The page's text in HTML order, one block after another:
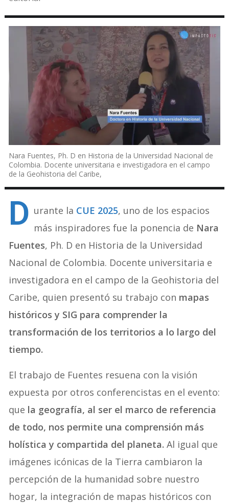
Nara Fuentes, Ph. D en Historia de la Universidad Nacional de
Colombia. Docente universitaria e investigadora en el campo
de la Geohistoria del Caribe,
D urante la CUE 2025, uno de los espacios
más inspiradores fue la ponencia de Nara
Fuentes, Ph. D en Historia de la Universidad
Nacional de Colombia. Docente universitaria e
investigadora en el campo de la Geohistoria del
Caribe, quien presentó su trabajo con mapas
históricos y SIG para comprender la
transformación de los territorios a lo largo del
tiempo.
El trabajo de Fuentes resuena con la visión
expuesta por otros conferencistas en el evento:
que la geografía, al ser el marco de referencia
de todo, nos permite una comprensión más
holística y compartida del planeta.Al igual que
imágenes icónicas de la Tierra cambiaron la
percepción de la humanidad sobre nuestro
hogar, la integración de mapas históricos con